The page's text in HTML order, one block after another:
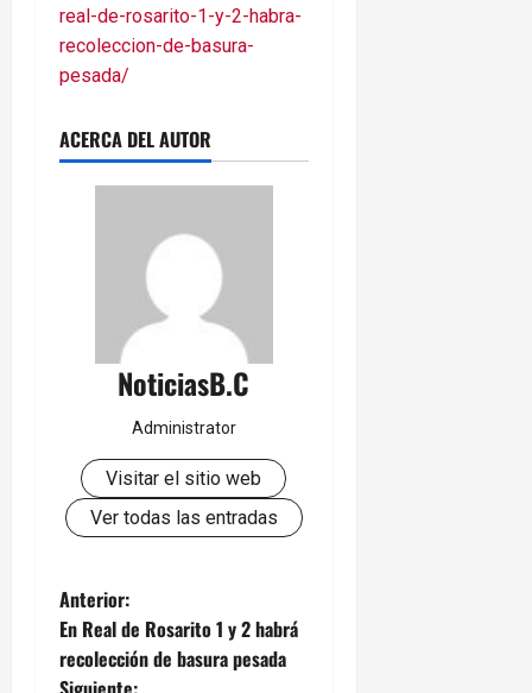
real-de-rosarito-1-y-2-habra-
recoleccion-de-basura-
pesada/
ACERCA DEL AUTOR
NoticiasB.C
Administrator
Visitar el sitio web
Ver todas las entradas
N
a
Anterior:
En Real de Rosarito 1 y 2 habrá
recolección de basura pesada